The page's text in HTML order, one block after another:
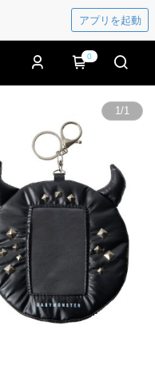
アプリを起動
0
1/1